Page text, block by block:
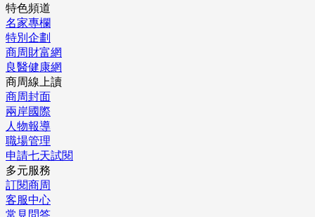
特色頻道
名家專欄
特別企劃
商周財富網
良醫健康網
商周線上讀
商周封面
兩岸國際
人物報導
職場管理
申請七天試閱
多元服務
訂閱商周
客服中心
常見問答